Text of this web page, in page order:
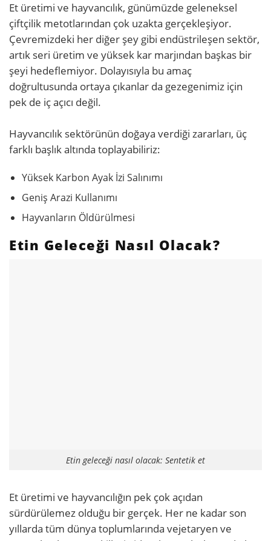
Et üretimi ve hayvancılık, günümüzde geleneksel
çiftçilik metotlarından çok uzakta gerçekleşiyor.
Çevremizdeki her diğer şey gibi endüstrileşen sektör,
artık seri üretim ve yüksek kar marjından başkas bir
şeyi hedeflemiyor. Dolayısıyla bu amaç
doğrultusunda ortaya çıkanlar da gezegenimiz için
pek de iç açıcı değil.
Hayvancılık sektörünün doğaya verdiği zararları, üç
farklı başlık altında toplayabiliriz:
Yüksek Karbon Ayak İzi Salınımı
Geniş Arazi Kullanımı
Hayvanların Öldürülmesi
Etin Geleceği Nasıl Olacak?
Etin geleceği nasıl olacak: Sentetik et
Et üretimi ve hayvancılığın pek çok açıdan
sürdürülemez olduğu bir gerçek. Her ne kadar son
yıllarda tüm dünya toplumlarında vejetaryen ve